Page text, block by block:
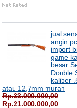
jual
angin
import
game
besar
Double
kaliber
atau 12,7mm murah
Rp.33.000.000,00
Rp.21.000.000,00